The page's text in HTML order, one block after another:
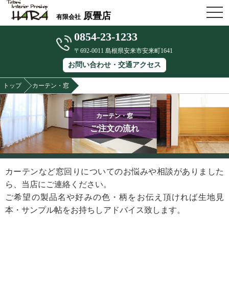
有限会社 原畳店
0854-23-1233
〒692-0011 島根県安来市安来町1641
お問い合わせ・交通アクセス
トップ カーテン・窓
カーテン・窓
ご注文の流れ
カーテンなど窓回りについてのお悩みや相談がありました
ら、当店にご連絡ください。
ご希望の製品名や好みの色・柄をお伝え頂ければ生地見
本・サンプル帖をお持ちしアドバイス致します。